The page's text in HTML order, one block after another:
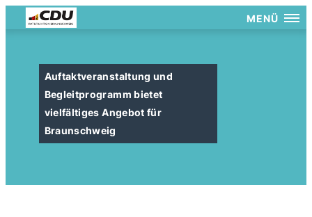
MENÜ
Auftaktveranstaltung und
Begleitprogramm bietet
vielfältiges Angebot für
Braunschweig